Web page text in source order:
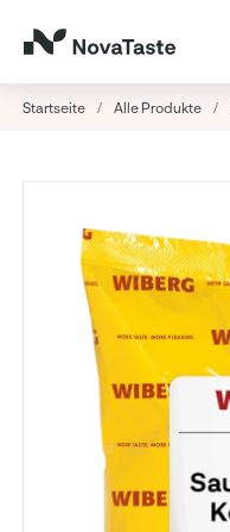
Startseite / Alle Produkte /